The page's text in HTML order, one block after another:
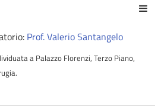
Prof. Valerio Santangelo
a Palazzo Florenzi, Terzo Piano,